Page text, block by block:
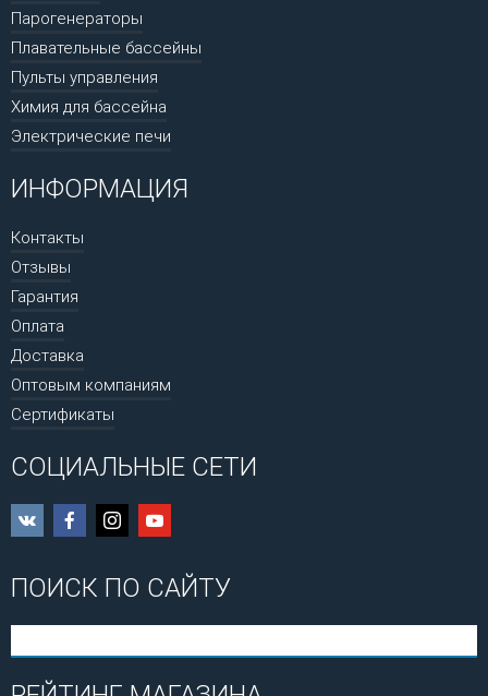
Парогенераторы
Плавательные бассейны
Пульты управления
Химия для бассейна
Электрические печи
ИНФОРМАЦИЯ
Контакты
Отзывы
Гарантия
Оплата
Доставка
Оптовым компаниям
Сертификаты
СОЦИАЛЬНЫЕ СЕТИ
ПОИСК ПО САЙТУ